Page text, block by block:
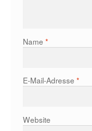
Name *
E-Mail-Adresse *
Website